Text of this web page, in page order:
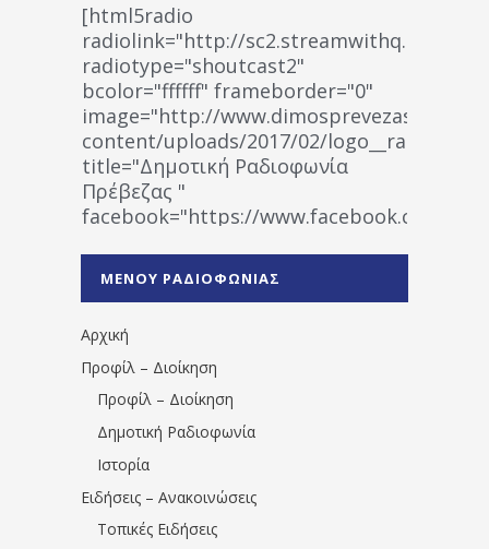
[html5radio
radiolink="http://
radiotype="shoutcast2"
bcolor="ffffff" frameborder="0"
image="http://www.dimosprevezas.gr/wp-
content/uploads/2017/02/
title="Δημοτική Ραδιοφωνία
Πρέβεζας "
facebook="https://www.facebook.com/
1531194763766854/" artist="" ]
ΜΕΝΟΥ ΡΑΔΙΟΦΩΝΙΑΣ
Αρχική
Προφίλ – Διοίκηση
Προφίλ – Διοίκηση
Δημοτική Ραδιοφωνία
Ιστορία
Ειδήσεις – Ανακοινώσεις
Τοπικές Ειδήσεις